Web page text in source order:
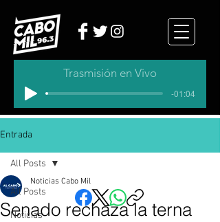
Trasmisión en Vivo
-01:04
Entrada
All Posts
Noticias
All Posts
Senado rechaza la terna
Noticias Cabo Mil